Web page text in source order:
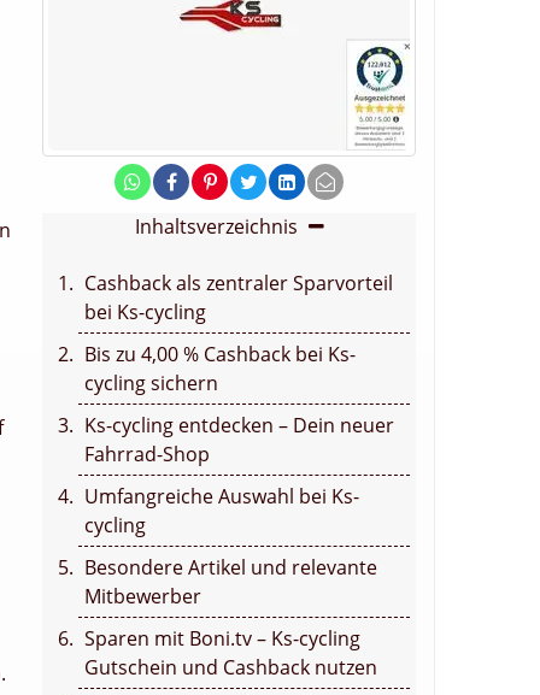
Inhaltsverzeichnis
Cashback als zentraler Sparvorteil
bei Ks-cycling
Bis zu 4,00 % Cashback bei Ks-
cycling sichern
Ks-cycling entdecken – Dein neuer
Fahrrad-Shop
Umfangreiche Auswahl bei Ks-
cycling
Besondere Artikel und relevante
Mitbewerber
Sparen mit Boni.tv – Ks-cycling
Gutschein und Cashback nutzen